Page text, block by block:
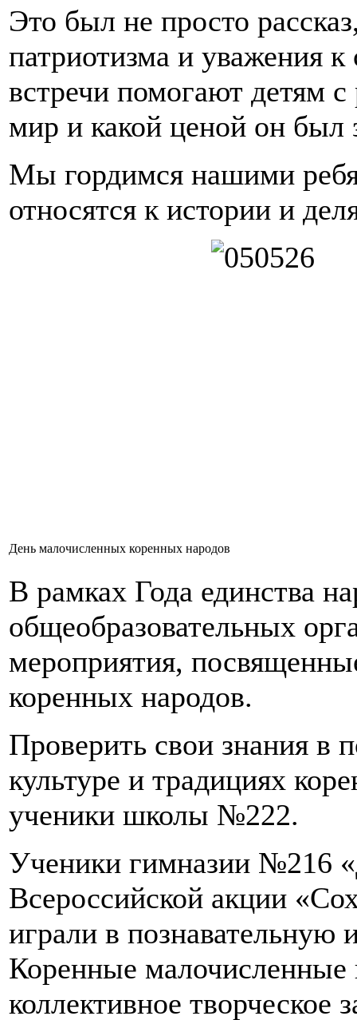
Это был не просто
патриотизма и уважения
встречи помогают детям
мир и какой ценой он был
Мы гордимся нашими
относятся к истории и
День малочисленных коренных народов
В рамках Года единства
общеобразовательных
мероприятия,
коренных народов.
Проверить свои знания в
культуре и традициях
ученики школы №222.
Ученики гимназии №216
Всероссийской акции
играли в познавательную
Коренные
коллективное творческое